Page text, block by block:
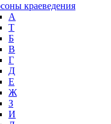
краеведения
А
T
Б
В
Г
Д
Е
Ж
З
И